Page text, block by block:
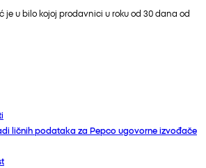
je u bilo kojoj prodavnici u roku od 30 dana od
ličnih podataka za Pepco ugovorne izvođače